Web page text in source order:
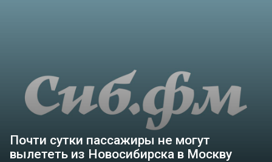
Почти сутки пассажиры не могут
вылететь из Новосибирска в Москву